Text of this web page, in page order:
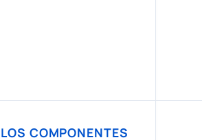
COMPONENTES